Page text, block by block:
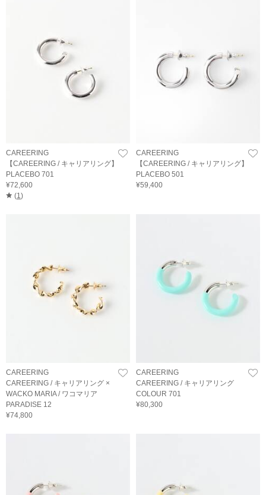
CAREERING
【CAREERING / キャリアリング】
PLACEBO 701
¥72,600
(1 )
CAREERING
【CAREERING / キャリアリング】
PLACEBO 501
¥59,400
CAREERING
CAREERING / キャリアリング ×
WACKO MARIA / ワコマリア
PARADISE 12
¥74,800
CAREERING
CAREERING / キャリアリング
COLOUR 701
¥80,300